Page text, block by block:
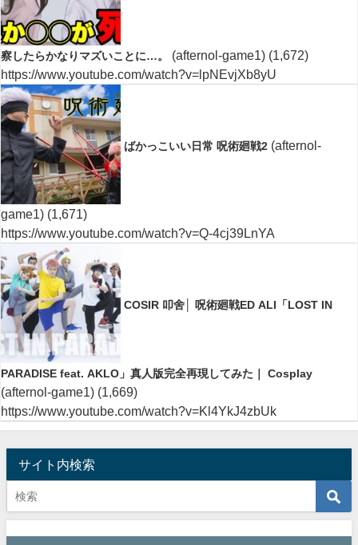
察したらかなりマズいことに…。 (afternol-game1) (1,672)
https://www.youtube.com/watch?v=lpNEvjXb8yU
ばかっこいい日常 呪術廻戦2 (afternol-
game1) (1,671)
https://www.youtube.com/watch?v=Q-4cj39LnYA
COSIR 叩舍│ 呪術廻戦ED ALI「LOST IN
PARADISE feat. AKLO」真人版完全再現してみた｜ Cosplay
(afternol-game1) (1,669)
https://www.youtube.com/watch?v=Kl4YkJ4zbUk
サイト内検索